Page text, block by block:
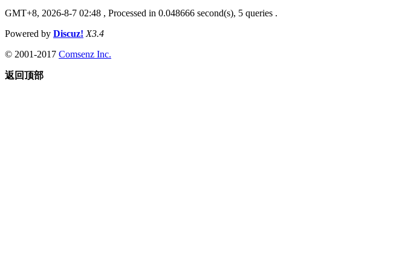
GMT+8, 2026-8-7 02:48 , Processed in 0.048666 second(s), 5 queries .
Powered by Discuz! X3.4
© 2001-2017 Comsenz Inc.
返回顶部